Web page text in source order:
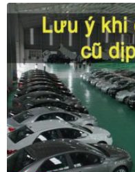
một số công việc quan
hảo và an toàn hơn khi sử
ngay sau khi mua một chiếc